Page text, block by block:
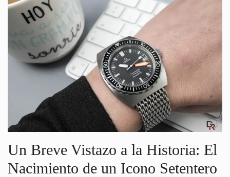
Un Breve Vistazo a la Historia: El
Nacimiento de un Icono Setentero